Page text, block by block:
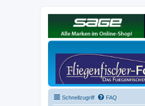
Schnellzugriff FAQ